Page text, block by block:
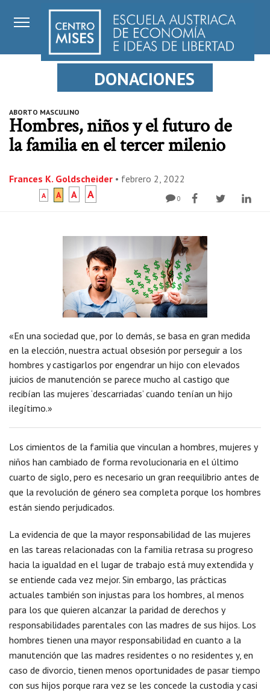
DONACIONES
ABORTO MASCULINO
Hombres, niños y el futuro de
la familia en el tercer milenio
Frances K. Goldscheider • febrero 2, 2022
A A A A 0
«En una sociedad que, por lo demás, se basa en gran medida
en la elección, nuestra actual obsesión por perseguir a los
hombres y castigarlos por engendrar un hijo con elevados
juicios de manutención se parece mucho al castigo que
recibían las mujeres ‘descarriadas’ cuando tenían un hijo
ilegítimo.»
Los cimientos de la familia que vinculan a hombres, mujeres y
niños han cambiado de forma revolucionaria en el último
cuarto de siglo, pero es necesario un gran reequilibrio antes de
que la revolución de género sea completa porque los hombres
están siendo perjudicados.
La evidencia de que la mayor responsabilidad de las mujeres
en las tareas relacionadas con la familia retrasa su progreso
hacia la igualdad en el lugar de trabajo está muy extendida y
se entiende cada vez mejor. Sin embargo, las prácticas
actuales también son injustas para los hombres, al menos
para los que quieren alcanzar la paridad de derechos y
responsabilidades parentales con las madres de sus hijos. Los
hombres tienen una mayor responsabilidad en cuanto a la
manutención que las madres residentes o no residentes y, en
caso de divorcio, tienen menos oportunidades de pasar tiempo
con sus hijos porque rara vez se les concede la custodia y casi